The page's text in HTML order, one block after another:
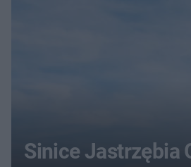
Sinice Jastrzębia